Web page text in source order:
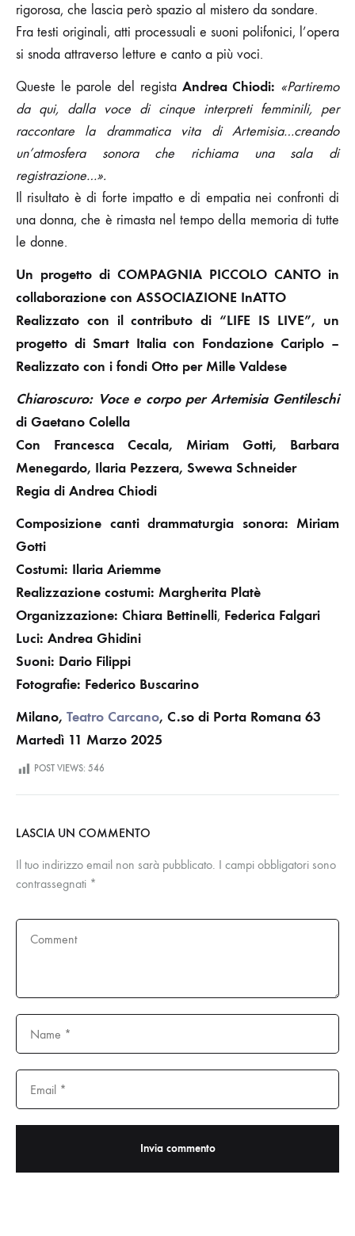
rigorosa, che lascia però spazio al mistero da sondare.
Fra testi originali, atti processuali e suoni polifonici, l’opera
si snoda attraverso letture e canto a più voci.
Queste le parole del regista Andrea Chiodi: «Partiremo
da qui, dalla voce di cinque interpreti femminili, per
raccontare la drammatica vita di Artemisia…creando
un’atmosfera sonora che richiama una sala di
registrazione…».
Il risultato è di forte impatto e di empatia nei confronti di
una donna, che è rimasta nel tempo della memoria di tutte
le donne.
Un progetto di COMPAGNIA PICCOLO CANTO in
collaborazione con ASSOCIAZIONE InATTO
Realizzato con il contributo di “LIFE IS LIVE”, un
progetto di Smart Italia con Fondazione Cariplo –
Realizzato con i fondi Otto per Mille Valdese
Chiaroscuro: Voce e corpo per Artemisia Gentileschi
di Gaetano Colella
Con Francesca Cecala, Miriam Gotti, Barbara
Menegardo, Ilaria Pezzera, Swewa Schneider
Regia di Andrea Chiodi
Composizione canti drammaturgia sonora: Miriam
Gotti
Costumi: Ilaria Ariemme
Realizzazione costumi: Margherita Platè
Organizzazione: Chiara Bettinelli, Federica Falgari
Luci: Andrea Ghidini
Suoni: Dario Filippi
Fotografie: Federico Buscarino
Milano, Teatro Carcano, C.so di Porta Romana 63
Martedì 11 Marzo 2025
POST VIEWS: 546
LASCIA UN COMMENTO
Il tuo indirizzo email non sarà pubblicato. I campi obbligatori sono
contrassegnati *